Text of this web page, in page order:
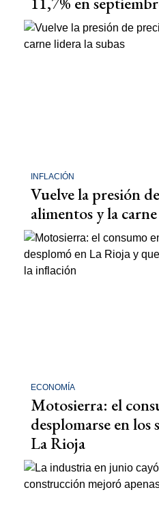
INFLACIÓN
Vuelve la presión
alimentos y la
ECONOMÍA
Motosierra: el
desplomarse en los
La Rioja